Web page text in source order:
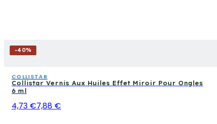
-40%
COLLISTAR
Collistar Vernis Aux Huiles Effet Miroir Pour Ongles
6 ml
4,73 €7,88 €